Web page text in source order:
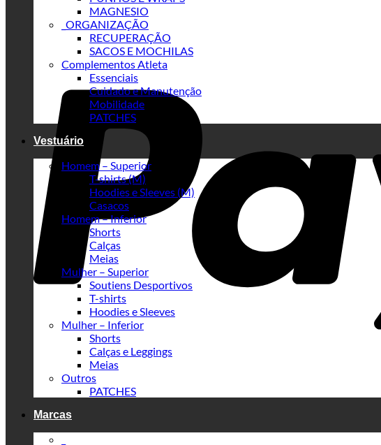
MAGNESIO
_ORGANIZAÇÃO
RECUPERAÇÃO
SACOS E MOCHILAS
Complementos Atleta
Essenciais
Cuidado e Manutenção
Mobilidade
PATCHES
Vestuário
Homem – Superior
T-shirts (M)
Hoodies e Sleeves (M)
Casacos
Homem – Inferior
Shorts
Calças
Meias
Mulher – Superior
Soutiens Desportivos
T-shirts
Hoodies e Sleeves
Mulher – Inferior
Shorts
Calças e Leggings
Meias
Outros
PATCHES
Marcas